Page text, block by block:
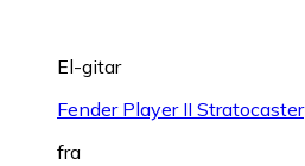
El-gitar
Fender Player II Stratocaster
fra